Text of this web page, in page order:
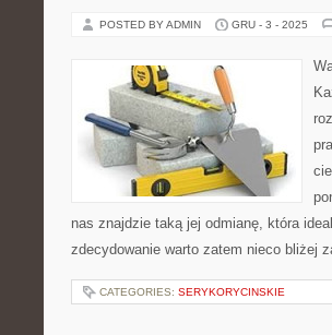
POSTED BY ADMIN GRU - 3 - 2025
nas znajdzie taką jej odmianę, która
zdecydowanie warto zatem nieco bliżej
CATEGORIES: SERYKORYCINSKIE